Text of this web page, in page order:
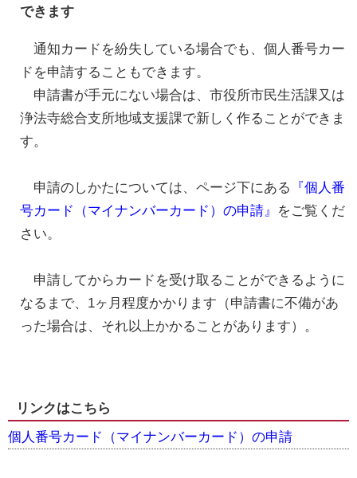
できます
通知カードを紛失している場合でも、個人番号カー
ドを申請することもできます。
申請書が手元にない場合は、市役所市民生活課又は
浄法寺総合支所地域支援課で新しく作ることができま
す。
申請のしかたについては、ページ下にある 『個人番
号カード（マイナンバーカード）の申請』 をご覧くだ
さい。
申請してからカードを受け取ることができるように
なるまで、1ヶ月程度かかります（申請書に不備があ
った場合は、それ以上かかることがあります）。
リンクはこちら
個人番号カード（マイナンバーカード）の申請